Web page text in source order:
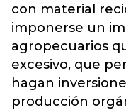
con material
imponerse un
agropecuarios
excesivo, que
hagan
producción